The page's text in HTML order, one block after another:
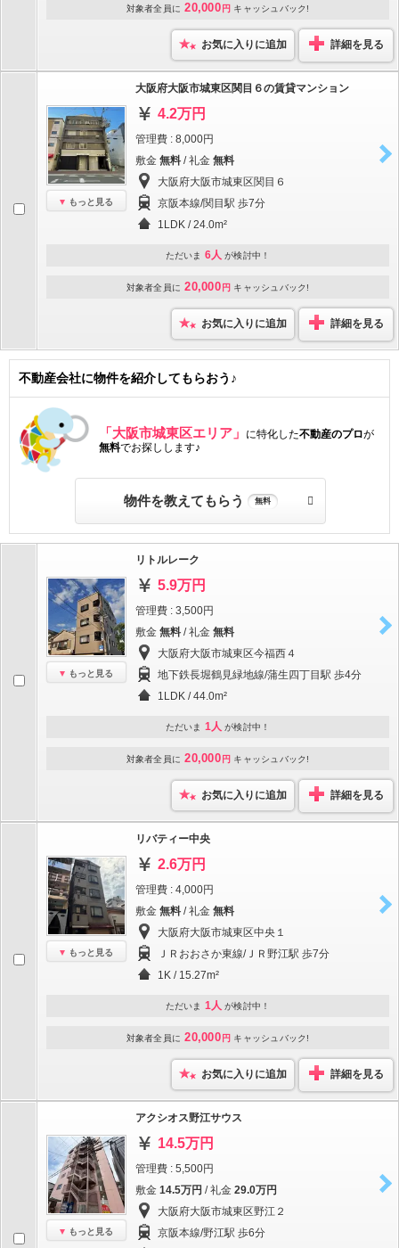
対象者全員に 20,000 円 キャッシュバック!
お気に入りに追加 詳細を見る
もっと見る
大阪府大阪市城東区関目６の賃貸マンション
4.2万円
管理費 : 8,000円
敷金 無料 / 礼金 無料
大阪府大阪市城東区関目６
京阪本線/関目駅 歩7分
1LDK / 24.0m²
ただいま 6人 が検討中！
対象者全員に 20,000 円 キャッシュバック!
お気に入りに追加 詳細を見る
不動産会社に物件を紹介してもらおう♪
「大阪市城東区エリア」 に特化した不動産のプロが
無料でお探しします♪
物件を教えてもらう 無料
もっと見る
リトルレーク
5.9万円
管理費 : 3,500円
敷金 無料 / 礼金 無料
大阪府大阪市城東区今福西４
地下鉄長堀鶴見緑地線/蒲生四丁目駅 歩4分
1LDK / 44.0m²
ただいま 1人 が検討中！
対象者全員に 20,000 円 キャッシュバック!
お気に入りに追加 詳細を見る
もっと見る
リバティー中央
2.6万円
管理費 : 4,000円
敷金 無料 / 礼金 無料
大阪府大阪市城東区中央１
ＪＲおおさか東線/ＪＲ野江駅 歩7分
1K / 15.27m²
ただいま 1人 が検討中！
対象者全員に 20,000 円 キャッシュバック!
お気に入りに追加 詳細を見る
もっと見る
アクシオス野江サウス
14.5万円
管理費 : 5,500円
敷金 14.5万円 / 礼金 29.0万円
大阪府大阪市城東区野江２
京阪本線/野江駅 歩6分